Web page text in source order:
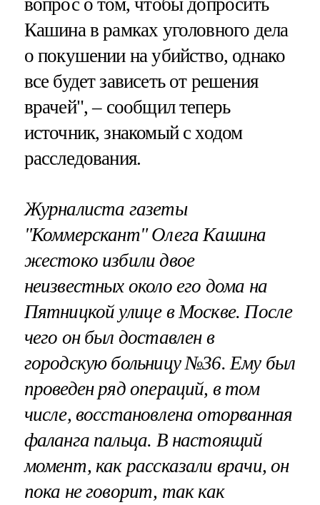
Кашина в рамках уголовного дела
о покушении на убийство, однако
все будет зависеть от решения
врачей", – сообщил теперь
источник, знакомый с ходом
расследования.
Журналиста газеты
"Коммерскант" Олега Кашина
жестоко избили двое
неизвестных около его дома на
Пятницкой улице в Москве. После
чего он был доставлен в
городскую больницу №36. Ему был
проведен ряд операций, в том
числе, восстановлена оторванная
фаланга пальца. В настоящий
момент, как рассказали врачи, он
пока не говорит, так как